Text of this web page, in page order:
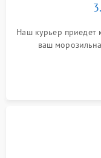
Наш курьер приедет
ваш